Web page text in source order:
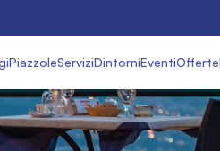
PiazzoleServiziDintorniEventiOfferte